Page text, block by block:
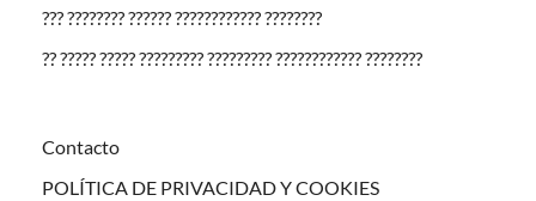
??? ???????? ?????? ???????????? ????????
?? ????? ????? ????????? ????????? ???????????? ????????
Contacto
POLÍTICA DE PRIVACIDAD Y COOKIES